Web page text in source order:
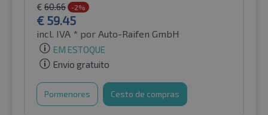
€ 60.66 -2%
€ 59.45
incl. IVA * por Auto-Raifen GmbH
EM ESTOQUE
Envio gratuito
Pormenores Cesto de compras